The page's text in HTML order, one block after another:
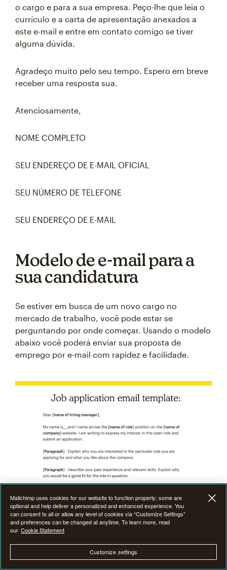
o cargo e para a sua empresa. Peço-lhe que leia o
currículo e a carta de apresentação anexados a
este e-mail e entre em contato comigo se tiver
alguma dúvida.
Agradeço muito pelo seu tempo. Espero em breve
receber uma resposta sua.
Atenciosamente,
NOME COMPLETO
SEU ENDEREÇO DE E-MAIL OFICIAL
SEU NÚMERO DE TELEFONE
SEU ENDEREÇO DE E-MAIL
Modelo de e-mail para a
sua candidatura
Se estiver em busca de um novo cargo no
mercado de trabalho, você pode estar se
perguntando por onde começar. Usando o modelo
abaixo você poderá enviar sua proposta de
emprego por e-mail com rapidez e facilidade.
Mailchimp uses cookies for our website to function properly; some are
optional and help deliver a personalized and enhanced experience. You
can consent to all or allow any level of cookies via “Customize Settings”
and preferences can be changed at anytime. To learn more, read
our Cookie Statement
Customize settings